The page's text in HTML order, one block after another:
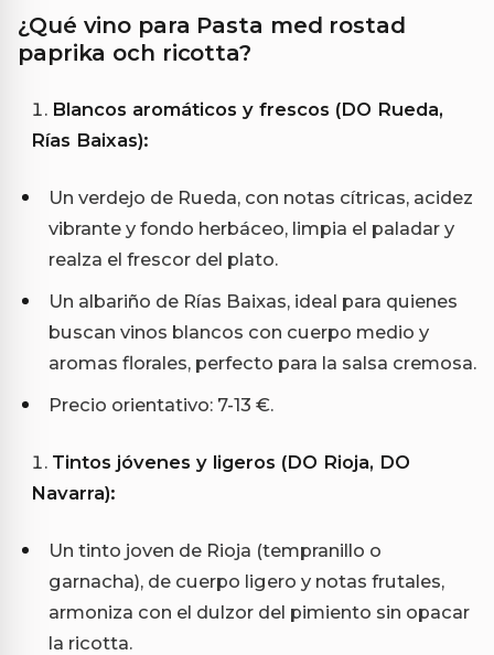
¿Qué vino para Pasta med rostad
paprika och ricotta?
Blancos aromáticos y frescos (DO Rueda,
Rías Baixas):
Un verdejo de Rueda, con notas cítricas, acidez
vibrante y fondo herbáceo, limpia el paladar y
realza el frescor del plato.
Un albariño de Rías Baixas, ideal para quienes
buscan vinos blancos con cuerpo medio y
aromas florales, perfecto para la salsa cremosa.
Precio orientativo: 7-13 €.
Tintos jóvenes y ligeros (DO Rioja, DO
Navarra):
Un tinto joven de Rioja (tempranillo o
garnacha), de cuerpo ligero y notas frutales,
armoniza con el dulzor del pimiento sin opacar
la ricotta.